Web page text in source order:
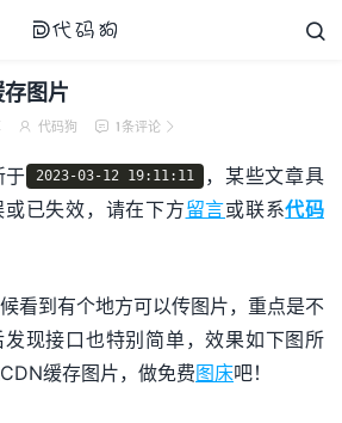

代码狗

图片
 代码狗  1条评论 
于 2023-03-12 19:11:11
，某些文章具
已失效，请在下方留言或联系代码
看到有个地方可以传图片，重点是不
现接口也特别简单，效果如下图所
缓存图片，做免费图床吧！